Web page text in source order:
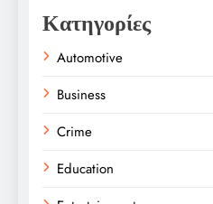
Κατηγορίες
Automotive
Business
Crime
Education